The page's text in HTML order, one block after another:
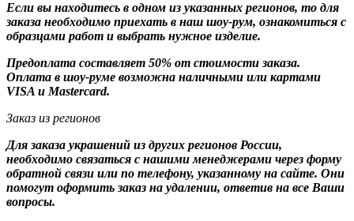
Если вы находитесь в одном из указанных регионов, то для
заказа необходимо приехать в наш шоу-рум, ознакомиться с
образцами работ и выбрать нужное изделие.
Предоплата составляет 50% от стоимости заказа.
Оплата в шоу-руме возможна наличными или картами
VISA и Mastercard.
Заказ из регионов
Для заказа украшений из других регионов России,
необходимо связаться с нашими менеджерами через форму
обратной связи или по телефону, указанному на сайте. Они
помогут оформить заказ на удалении, ответив на все Ваши
вопросы.